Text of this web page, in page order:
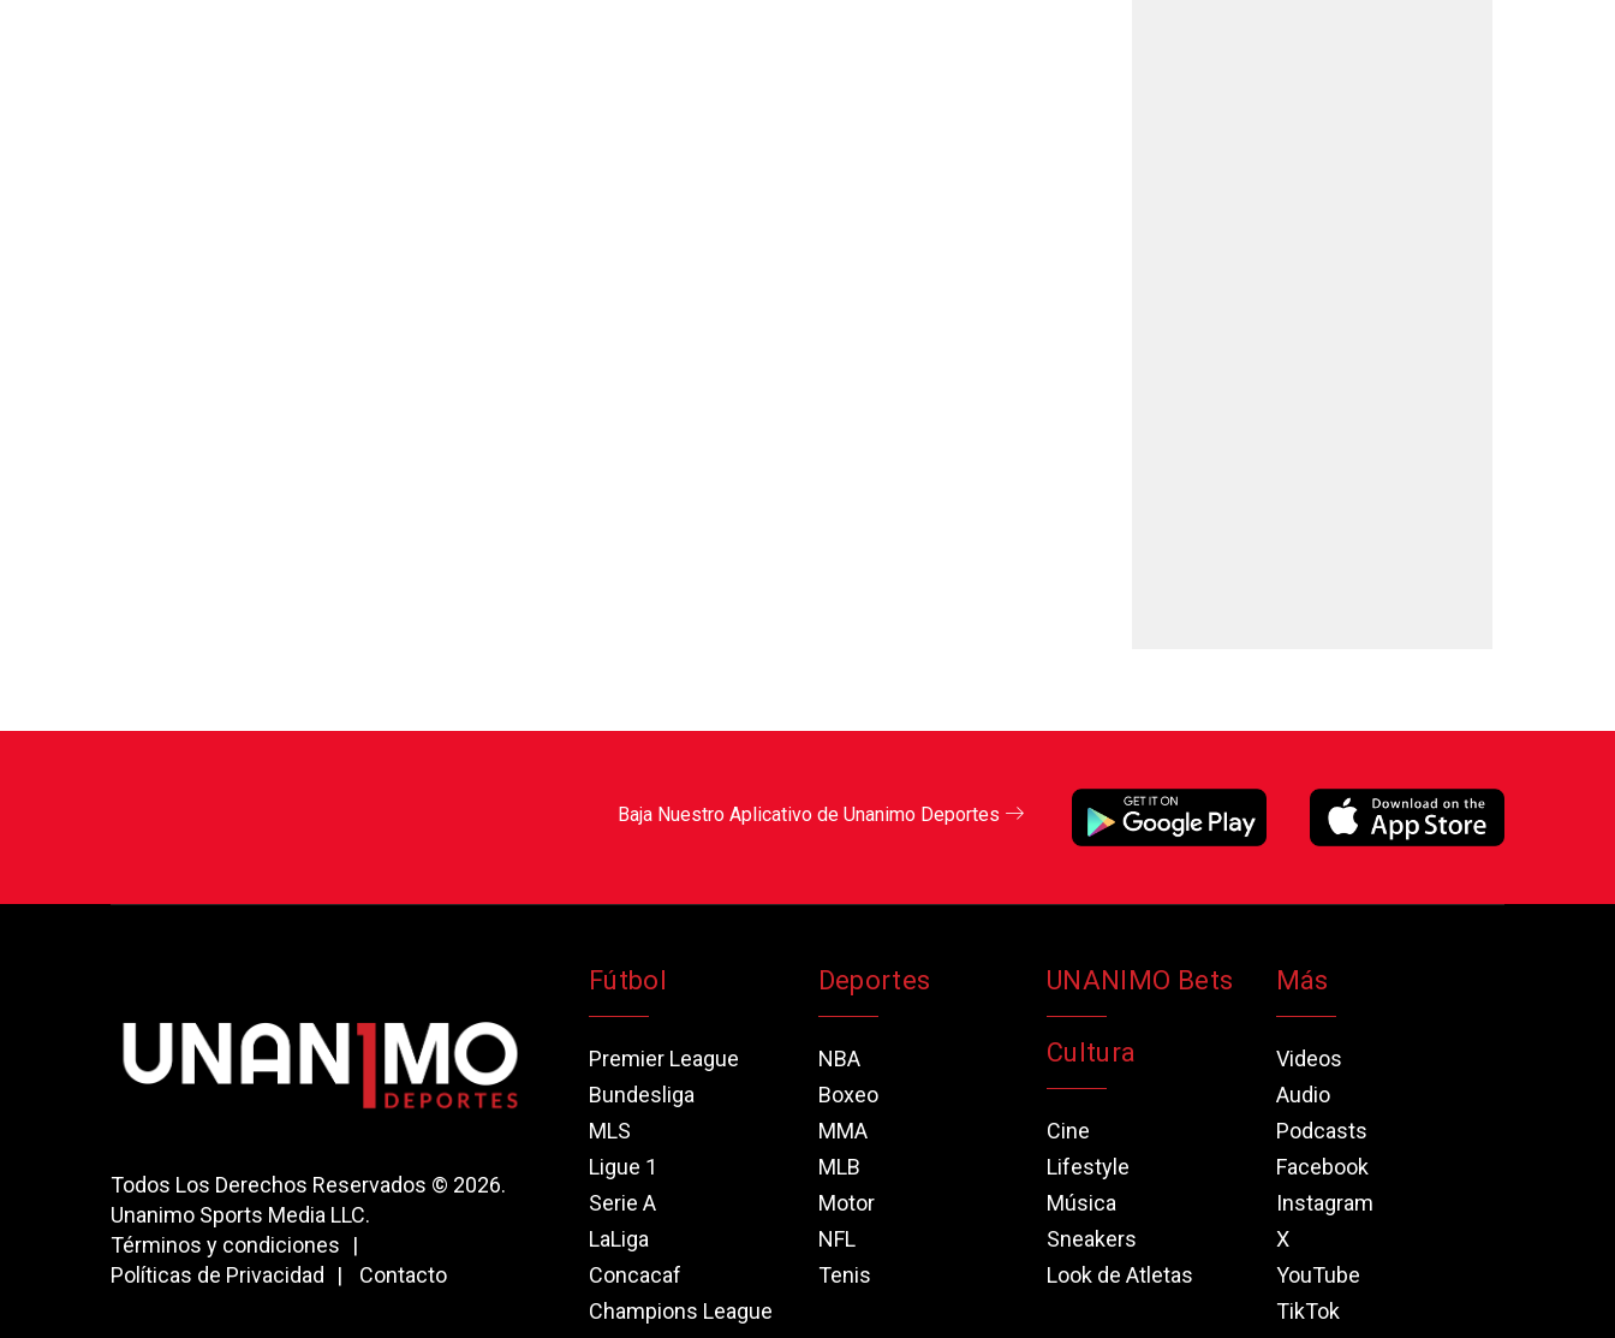
Baja Nuestro Aplicativo de Unanimo Deportes
Todos Los Derechos Reservados © 2026.
Unanimo Sports Media LLC.
Términos y condiciones
Políticas de Privacidad
Contacto
Fútbol
Premier League
Bundesliga
MLS
Ligue 1
Serie A
LaLiga
Concacaf
Champions League
Deportes
NBA
Boxeo
MMA
MLB
Motor
NFL
Tenis
UNANIMO Bets
Cultura
Cine
Lifestyle
Música
Sneakers
Look de Atletas
Más
Videos
Audio
Podcasts
Facebook
Instagram
X
YouTube
TikTok